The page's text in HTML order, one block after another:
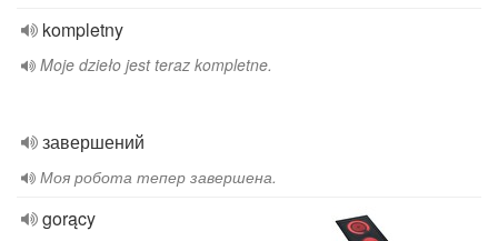
kompletny
Moje dzieło jest teraz kompletne.
завершений
Моя робота тепер завершена.
gorący